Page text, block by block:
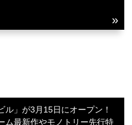
ル」が3月15日にオープン！
ム最新作やモノトリー先行特